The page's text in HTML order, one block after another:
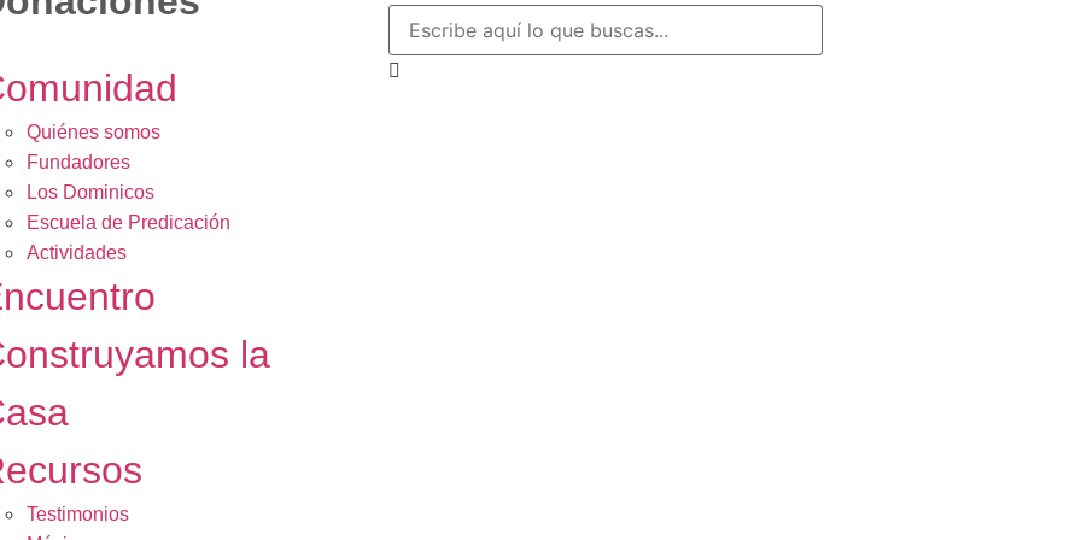
Quiénes somos
Fundadores
Los Dominicos
Escuela de Predicación
Actividades
la
Testimonios